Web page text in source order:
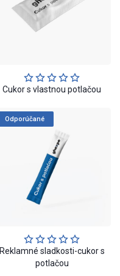
Cukor s vlastnou potlačou
Odporúčané
Reklamné sladkosti-cukor s
potlačou